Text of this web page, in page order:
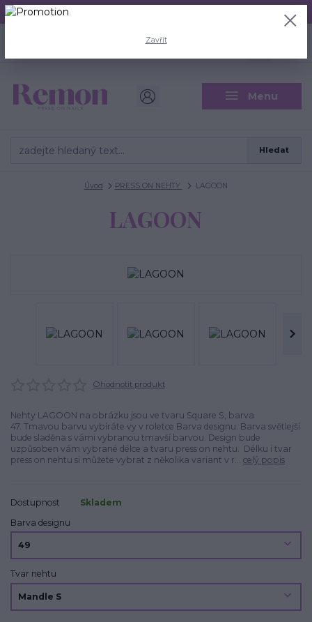
Aktuální doba odeslání je 3 - 5 pracovních dní.
Menu
CZK
Hledat
Úvod PRESS ON NEHTY LAGOON
LAGOON
Ohodnotit produkt
Nehty LAGOON na obrázku jsou ve tvaru Square S, barva
47. Tmavou barvu vybíráte vy v roletce Barva designu. Barva světlejší
bude sladěna s vámi vybranou tmavší barvou. Design bude
uzpůsoben vám vybrané délce a tvaru press on nehtu. Délku i tvar
press on nehtu si můžete vybrat z několika variant v r... celý popis
Dostupnost
Skladem
Barva designu
Tvar nehtu
Zavřít